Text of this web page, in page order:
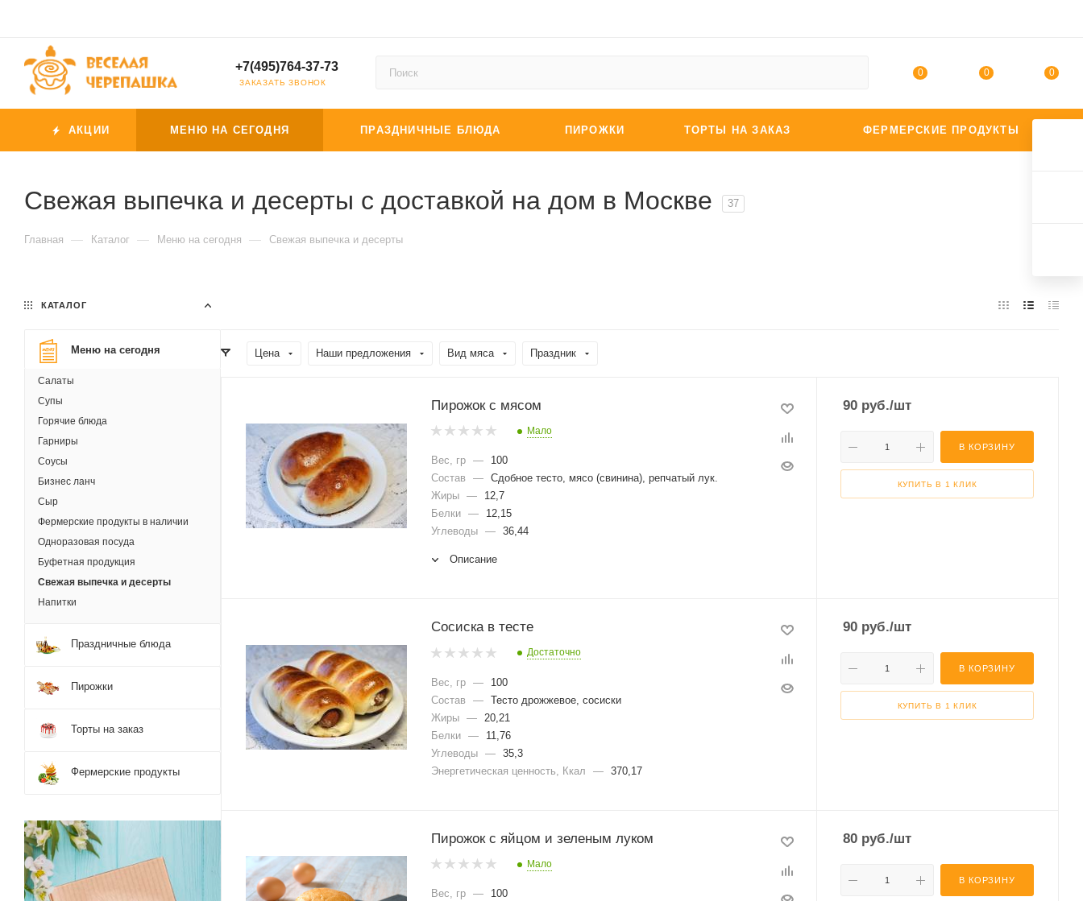
+7(495)764-37-73
ЗАКАЗАТЬ ЗВОНОК
0 0 0
АКЦИИ МЕНЮ НА СЕГОДНЯ ПРАЗДНИЧНЫЕ БЛЮДА ПИРОЖКИ ТОРТЫ НА ЗАКАЗ ФЕРМЕРСКИЕ ПРОДУКТЫ
Свежая выпечка и десерты с доставкой на дом в Москве 37
Главная — Каталог — Меню на сегодня — Свежая выпечка и десерты
Цена Наши предложения Вид мяса Праздник
Пирожок с мясом
Мало
Вес, гр —
100
Состав
— Сдобное тесто, мясо (свинина), репчатый лук.
Жиры —
12,7
Белки —
12,15
Углеводы — 36,44
Описание
90 руб./шт
В КОРЗИНУ
КУПИТЬ В 1 КЛИК
Сосиска в тесте
Достаточно
Вес, гр —
100
Состав
— Тесто дрожжевое, сосиски
Жиры —
20,21
Белки —
11,76
Углеводы — 35,3
Энергетическая ценность, Ккал
— 370,17
90 руб./шт
В КОРЗИНУ
КУПИТЬ В 1 КЛИК
Пирожок с яйцом и зеленым луком
Мало
Вес, гр —
100
80 руб./шт
В КОРЗИНУ
КАТАЛОГ
Меню на сегодня
Салаты
Супы
Горячие блюда
Гарниры
Соусы
Бизнес ланч
Сыр
Фермерские продукты в наличии
Одноразовая посуда
Буфетная продукция
Свежая выпечка и десерты
Напитки
Праздничные блюда
Пирожки
Торты на заказ
Фермерские продукты